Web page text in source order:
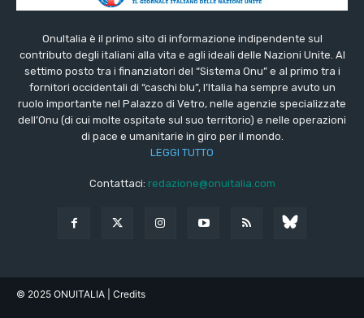
OnuItalia è il primo sito di informazione indipendente sul
contributo degli italiani alla vita e agli ideali delle Nazioni Unite. Al
settimo posto tra i finanziatori del “Sistema Onu” e al primo tra i
fornitori occidentali di “caschi blu”, l’Italia ha sempre avuto un
ruolo importante nel Palazzo di Vetro, nelle agenzie specializzate
dell’Onu (di cui molte ospitate sul suo territorio) e nelle operazioni
di pace e umanitarie in giro per il mondo.
LEGGI TUTTO
Contattaci: redazione@onuitalia.com
© 2025 ONUITALIA | Credits